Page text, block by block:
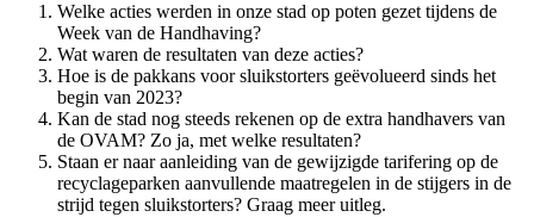
Welke acties werden in onze stad op poten gezet tijdens de
Week van de Handhaving?
Wat waren de resultaten van deze acties?
Hoe is de pakkans voor sluikstorters geëvolueerd sinds het
begin van 2023?
Kan de stad nog steeds rekenen op de extra handhavers van
de OVAM? Zo ja, met welke resultaten?
Staan er naar aanleiding van de gewijzigde tarifering op de
recyclageparken aanvullende maatregelen in de stijgers in de
strijd tegen sluikstorters? Graag meer uitleg.